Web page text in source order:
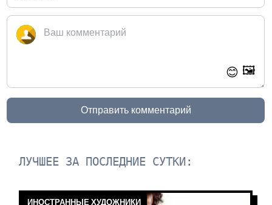
😊 🖼️
Отправить комментарий
ЛУЧШЕЕ ЗА ПОСЛЕДНИЕ СУТКИ:
ИНОСТРАННЫЕ ХУДОЖНИКИ